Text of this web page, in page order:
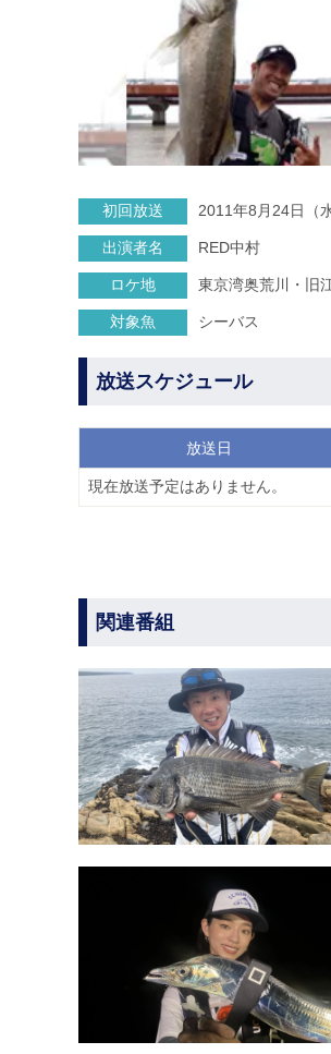
初回放送 2011年8月24日（水
出演者名 RED中村
ロケ地 東京湾奥荒川・
対象魚 シーバス
放送スケジュール
放送日
現在放送予定はありません。
関連番組